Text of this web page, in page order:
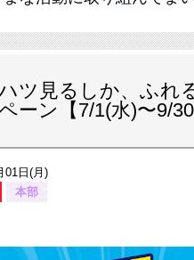
ツ見るしか、ふれ
ーン【7/1(水)〜9/
01日(月)
本部